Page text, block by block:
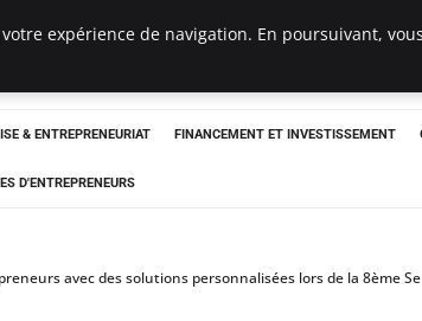
& ENTREPRENEURIAT FINANCEMENT ET INVESTISSEMENT
D'ENTREPRENEURS
avec des solutions personnalisées lors de la 8ème
expérience de navigation. En poursuivant,